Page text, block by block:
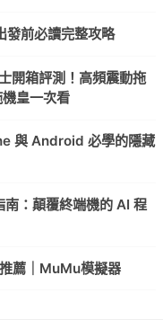
發前必讀完整攻略
開箱評測！高頻震動拖
皇一次看
與 Android 必學的隱藏
：顛覆終端機的 AI 程
薦｜MuMu模擬器